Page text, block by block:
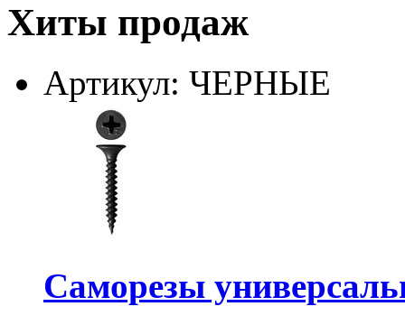
Хиты продаж
Артикул: ЧЕРНЫЕ
Саморезы